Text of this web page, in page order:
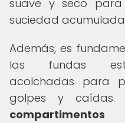
suave y seco
suciedad
Además, es
las fundas
acolchadas para
golpes y caídas.